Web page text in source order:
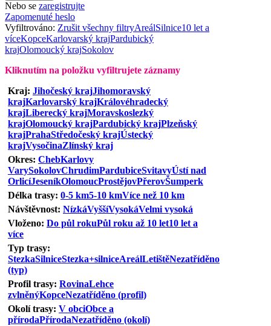
Nebo se zaregistrujte
Zapomenuté heslo
Vyfiltrováno: Zrušit všechny filtryAreálSilnice10 let a
víceKopceKarlovarský krajPardubický
krajOlomoucký krajSokolov
Kliknutím na položku vyfiltrujete záznamy
Kraj: Jihočeský krajJihomoravský
krajKarlovarský krajKrálovéhradecký
krajLiberecký krajMoravskoslezký
krajOlomoucký krajPardubický krajPlzeňský
krajPrahaStředočeský krajÚstecký
krajVysočinaZlínský kraj
Okres: ChebKarlovy
VarySokolovChrudimPardubiceSvitavyÚstí nad
OrlicíJeseníkOlomoucProstějovPřerovŠumperk
Délka trasy: 0-5 km5-10 kmVíce než 10 km
Návštěvnost: NízkáVyššíVysokáVelmi vysoká
Vloženo: Do půl rokuPůl roku až 10 let10 let a
více
Typ trasy:
StezkaSilniceStezka+silniceAreálLetištěNezatříděno
(typ)
Profil trasy: RovinaLehce
zvlněnýKopceNezatříděno (profil)
Okolí trasy: V obciObce a
přírodaPřírodaNezatříděno (okolí)